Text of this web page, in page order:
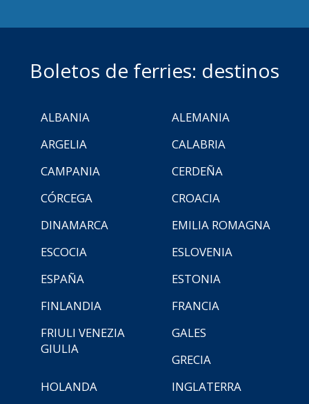
Boletos de ferries: destinos
ALBANIA
ALEMANIA
ARGELIA
CALABRIA
CAMPANIA
CERDEÑA
CÓRCEGA
CROACIA
DINAMARCA
EMILIA ROMAGNA
ESCOCIA
ESLOVENIA
ESPAÑA
ESTONIA
FINLANDIA
FRANCIA
FRIULI VENEZIA
GIULIA
GALES
GRECIA
HOLANDA
INGLATERRA